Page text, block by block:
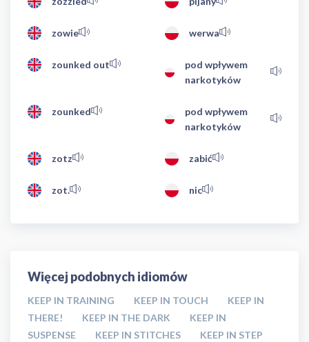
zowie werwa
zounked out
pod wpływem
narkotyków
zounked
pod wpływem
narkotyków
zotz zabić
zot. nic
Więcej podobnych idiomów
KEEP IN TRAINING KEEP IN TOUCH
KEEP IN
THERE!
KEEP IN THE DARK
KEEP IN
SUSPENSE
KEEP IN STITCHES
KEEP IN STEP